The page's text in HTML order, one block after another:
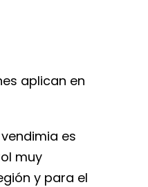
aplican en
es
muy
y para el